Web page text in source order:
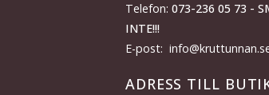
Telefon: 073-236 05 73 -
INTE!!!
E-post:
ADRESS TILL